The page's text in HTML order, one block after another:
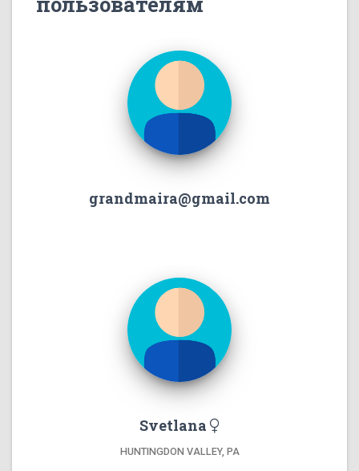
grandmaira@gmail.com
Svetlana
HUNTINGDON VALLEY, PA